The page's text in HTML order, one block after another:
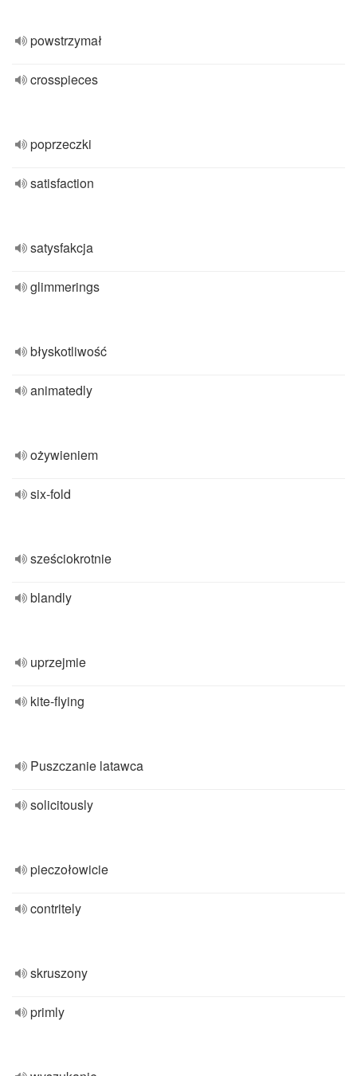
powstrzymał
crosspieces
poprzeczki
satisfaction
satysfakcja
glimmerings
błyskotliwość
animatedly
ożywieniem
six-fold
sześciokrotnie
blandly
uprzejmie
kite-flying
Puszczanie latawca
solicitously
pieczołowicie
contritely
skruszony
primly